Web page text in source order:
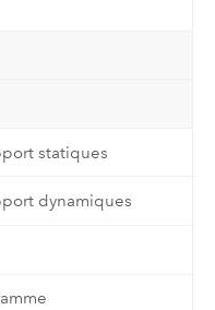
statiques
dynamiques